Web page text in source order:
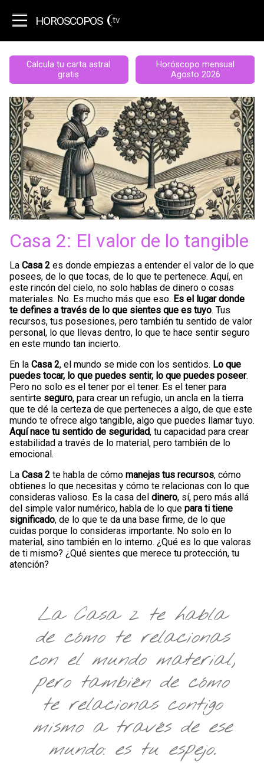
HOROSCOPOS .tv
Calcula tu carta astral
gratis
Horóscopo mensual
Agosto 2026
Casa 2: El valor de lo tangible
La Casa 2 es donde empiezas a entender el valor de lo que
posees, de lo que tocas, de lo que te pertenece. Aquí, en
este rincón del cielo, no solo hablas de dinero o cosas
materiales. No. Es mucho más que eso. Es el lugar donde
te defines a través de lo que sientes que es tuyo. Tus
recursos, tus posesiones, pero también tu sentido de valor
personal, lo que llevas dentro, lo que te hace sentir seguro
en este mundo tan incierto.
En la Casa 2, el mundo se mide con los sentidos. Lo que
puedes tocar, lo que puedes sentir, lo que puedes poseer.
Pero no solo es el tener por el tener. Es el tener para
sentirte seguro, para crear un refugio, un ancla en la tierra
que te dé la certeza de que perteneces a algo, de que este
mundo te ofrece algo tangible, algo que puedes llamar tuyo.
Aquí nace tu sentido de seguridad, tu capacidad para crear
estabilidad a través de lo material, pero también de lo
emocional.
La Casa 2 te habla de cómo manejas tus recursos, cómo
obtienes lo que necesitas y cómo te relacionas con lo que
consideras valioso. Es la casa del dinero, sí, pero más allá
del simple valor numérico, habla de lo que para ti tiene
significado, de lo que te da una base firme, de lo que
cuidas porque lo consideras importante. No solo en lo
material, sino también en lo interno. ¿Qué es lo que valoras
de ti mismo? ¿Qué sientes que merece tu protección, tu
atención?
La Casa 2 te habla
de cómo te relacionas
con el mundo material,
pero también de cómo
te relacionas contigo
mismo a través de ese
mundo: es tu espejo.